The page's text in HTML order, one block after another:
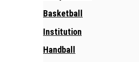
Basketball
Institution
Handball